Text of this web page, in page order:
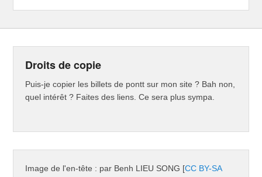
Droits de copie
Puis-je copier les billets de pontt sur mon site ? Bah non,
quel intérêt ? Faites des liens. Ce sera plus sympa.
Image de l'en-tête : par Benh LIEU SONG [CC BY-SA